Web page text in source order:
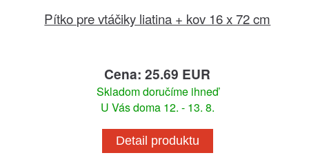
Pítko pre vtáčiky liatina + kov 16 x 72 cm
Cena: 25.69 EUR
Skladom doručíme ihneď
U Vás doma 12. - 13. 8.
Detail produktu